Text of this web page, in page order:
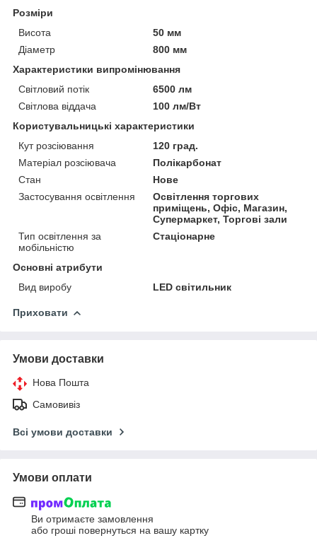
Розміри
Висота
50 мм
Діаметр
800 мм
Характеристики випромінювання
Світловий потік
6500 лм
Світлова віддача
100 лм/Вт
Користувальницькі характеристики
Кут розсіювання
120 град.
Матеріал розсіювача
Полікарбонат
Стан
Нове
Застосування освітлення
Освітлення торгових
приміщень, Офіс, Магазин,
Супермаркет, Торгові зали
Тип освітлення за
мобільністю
Стаціонарне
Основні атрибути
Вид виробу
LED світильник
Приховати
Умови доставки
Нова Пошта
Самовивіз
Всі умови доставки
Умови оплати
Ви отримаєте замовлення
або гроші повернуться на вашу картку